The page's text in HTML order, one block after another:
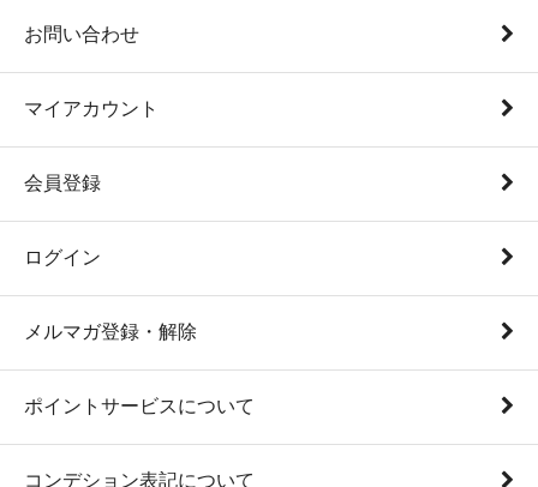
お問い合わせ
マイアカウント
会員登録
ログイン
メルマガ登録・解除
ポイントサービスについて
コンデション表記について